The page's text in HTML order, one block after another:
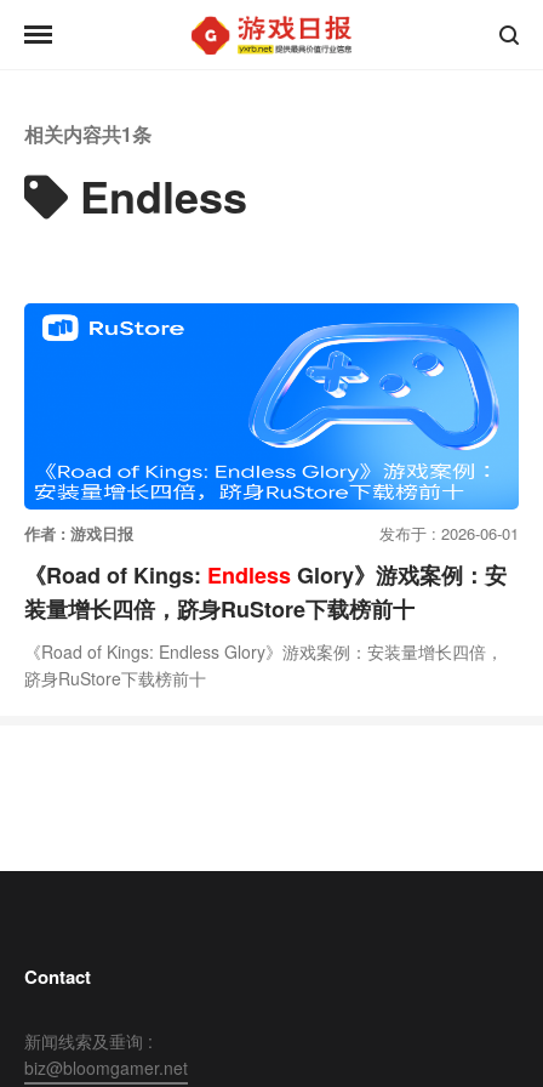
相关内容共1条
Endless
作者 : 游戏日报 发布于 : 2026-06-01
《Road of Kings: EndlessGlory》游戏案例：安
装量增长四倍，跻身RuStore下载榜前十
《Road of Kings: Endless Glory》游戏案例：安装量增长四倍，
跻身RuStore下载榜前十
Contact
新闻线索及垂询 :
biz@bloomgamer.net